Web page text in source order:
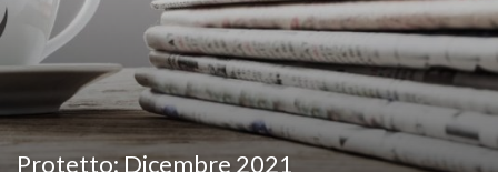
Protetto: Dicembre 2021